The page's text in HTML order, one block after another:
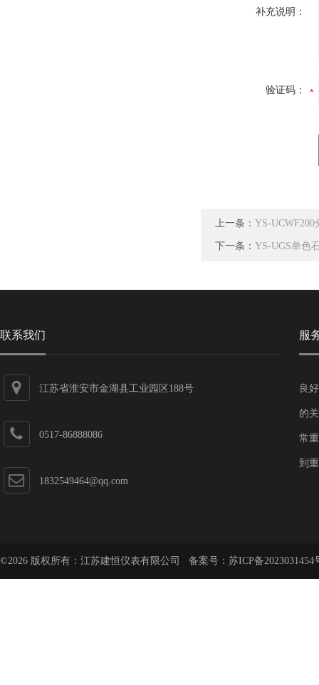
补充说明：
验证码：
上一条： YS-
下一条： YS-UGS单色
联系我们
江苏省淮安市金湖县工业园区188号
0517-86888086
1832549464@qq.com
服
良
的
常
到
©2026 版权所有：江苏建恒仪表有限公司 备案号： 苏ICP备2023031454